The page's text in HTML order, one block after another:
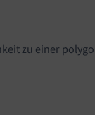
zu einer